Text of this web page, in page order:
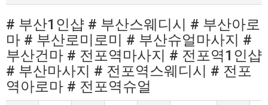
# 부산1인샵 # 부산스웨디시 # 부산아로
마 # 부산로미로미 # 부산슈얼마사지 #
부산건마 # 전포역마사지 # 전포역1인샵
# 부산마사지 # 전포역스웨디시 # 전포
역아로마 # 전포역슈얼